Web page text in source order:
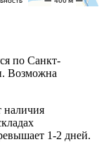
по Санкт-
Возможна
наличия
1-2 дней.